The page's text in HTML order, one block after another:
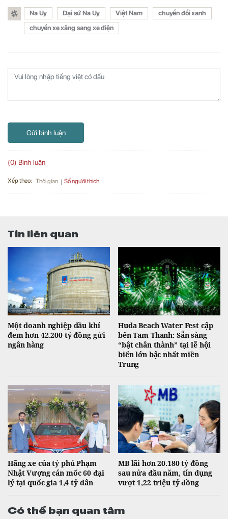
Na Uy Đại sứ Na Uy Việt Nam
chuyển đổi xanh
chuyển xe xăng sang xe điện
Gửi bình luận
(0) Bình luận
Xếp theo: Thời gian Số người thích
Tin liên quan
Một doanh nghiệp dầu khí
đem hơn 42.200 tỷ đồng gửi
ngân hàng
Huda Beach Water Fest cập
bến Tam Thanh: Sẵn sàng
“bật chân thành” tại lễ hội
biển lớn bậc nhất miền
Trung
Hãng xe của tỷ phú Phạm
Nhật Vượng cán mốc 60 đại
lý tại quốc gia 1,4 tỷ dân
MB lãi hơn 20.180 tỷ đồng
sau nửa đầu năm, tín dụng
vượt 1,22 triệu tỷ đồng
Có thể bạn quan tâm